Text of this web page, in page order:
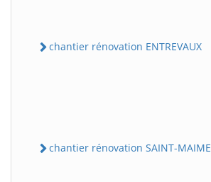
chantier rénovation ENTREVAUX
chantier rénovation SAINT-MAIME